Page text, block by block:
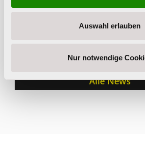
Auswahl erlauben
Nur notwendige
Suizidversuchen im
Alle News